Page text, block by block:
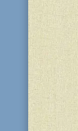
Друзья!
который